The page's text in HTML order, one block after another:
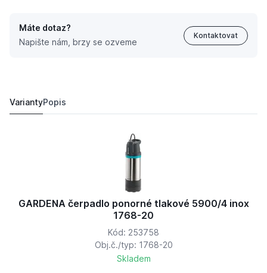
Máte dotaz?
Napište nám, brzy se ozveme
Kontaktovat
VariantyPopis
GARDENA čerpadlo ponorné tlakové 5900/4 inox
1768-20
Kód: 253758
Obj.č./typ: 1768-20
Skladem